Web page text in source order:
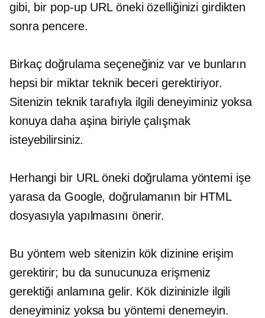
gibi, bir pop-upURL öneki özelliğinizi girdikten
sonra pencere.
Birkaç doğrulama seçeneğiniz var ve bunların
hepsi bir miktar teknik beceri gerektiriyor.
Sitenizin teknik tarafıyla ilgili deneyiminiz yoksa
konuya daha aşina biriyle çalışmak
isteyebilirsiniz.
Herhangi bir URL öneki doğrulama yöntemi işe
yarasa da Google, doğrulamanın bir HTML
dosyasıyla yapılmasını önerir.
Bu yöntem web sitenizin kök dizinine erişim
gerektirir; bu da sunucunuza erişmeniz
gerektiği anlamına gelir. Kök dizininizle ilgili
deneyiminiz yoksa bu yöntemi denemeyin.